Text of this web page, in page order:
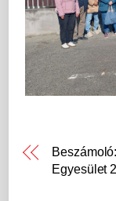
Egyesület